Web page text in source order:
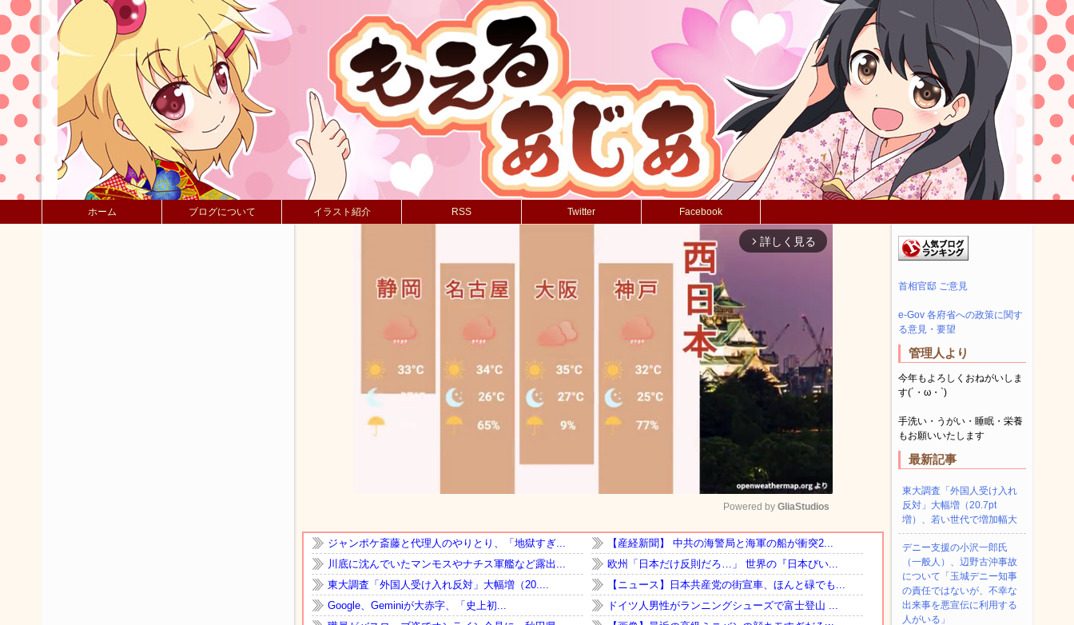
ホーム ブログについて イラスト紹介 RSS Twitter Facebook
arrow_forward_ios 詳しく見る
Mute
Powered by GliaStudios
首相官邸 ご意見
e-Gov 各府省への政策に関す
る意見・要望
管理人より
今年もよろしくおねがいしま
す(´・ω・`)
手洗い・うがい・睡眠・栄養
もお願いいたします
最新記事
東大調査「外国人受け入れ
反対」大幅増（20.7pt
増）、若い世代で増加幅大
デニー支援の小沢一郎氏
（一般人）、辺野古沖事故
について「玉城デニー知事
の責任ではないが、不幸な
出来事を悪宣伝に利用する
人がいる」